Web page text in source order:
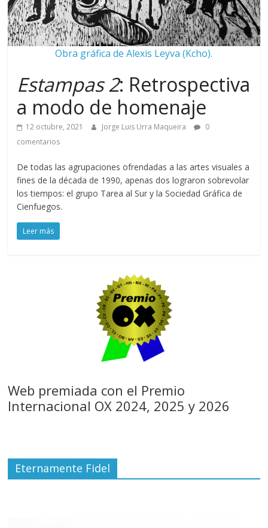
Obra gráfica de Alexis Leyva (Kcho).
Estampas 2: Retrospectiva
a modo de homenaje
12 octubre, 2021 Jorge Luis Urra Maqueira
0
comentarios
De todas las agrupaciones ofrendadas a las artes visuales a
fines de la década de 1990, apenas dos lograron sobrevolar
los tiempos: el grupo Tarea al Sur y la Sociedad Gráfica de
Cienfuegos.
Leer más
Web premiada con el Premio
Internacional OX 2024, 2025 y 2026
Eternamente Fidel